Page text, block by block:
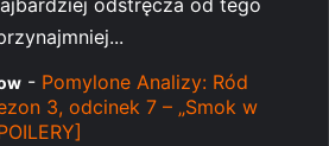
odstręcza od tego
- Pomylone Analizy: Ród
3, odcinek 7 – „Smok w